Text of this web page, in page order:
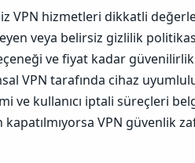
VPN hizmetleri dikkatli
veya belirsiz gizlilik
ve fiyat kadar
VPN tarafında cihaz
ve kullanıcı iptali süreçleri
kapatılmıyorsa VPN güvenlik